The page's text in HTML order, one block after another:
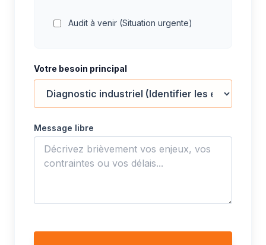
Audit à venir (Situation urgente)
Votre besoin principal
Message libre